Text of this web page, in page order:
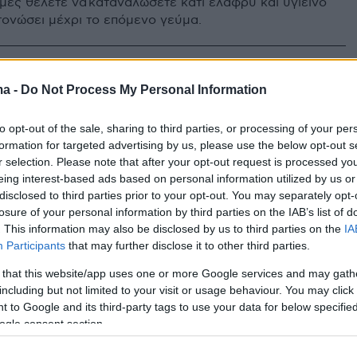
- Do Not Process My Personal Information
opt-out of the sale, sharing to third parties, or processing of your
for targeted advertising by us, please use the below opt-out
selection. Please note that after your opt-out request is processed
interest-based ads based on personal information utilized by us
to third parties prior to your opt-out. You may separately
of your personal information by third parties on the IAB’s list of
This information may also be disclosed by us to third parties on the
Participants that may further disclose it to other third parties.
that this website/app uses one or more Google services and may
but not limited to your visit or usage behaviour. You may
to Google and its third-party tags to use your data for below
consent section.
μέχρι το επόμενο γεύμα.
σνακ για όλες τις ώρες:
με κράνμπερις, τσιπς
και κράκερ αμυγδάλου
να ζωηρέψουν τις βαρετές ημέρες, να μας
όταν παρακολουθούμε μια ταινία, να μας κόψουν
Το «ροκάνισμα» του σνακ μπορεί να βελτιώσει τη
όταν είμαστε πεινασμένοι, εν κινήσει.
στο σχολείο: 6 προτάσεις
γευμάτων για το σχολικό